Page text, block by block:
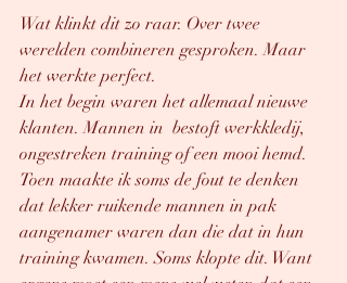
Wat klinkt dit zo raar. Over twee
werelden combineren gesproken. Maar
het werkte perfect.
In het begin waren het allemaal nieuwe
klanten. Mannen in  bestoft werkkledij,
ongestreken training of een mooi hemd.
Toen maakte ik soms de fout te denken
dat lekker ruikende mannen in pak
aangenamer waren dan die dat in hun
training kwamen. Soms klopte dit. Want